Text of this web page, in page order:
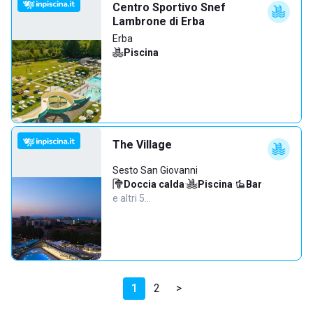
Centro Sportivo Snef
Lambrone di Erba
Erba
Piscina
The Village
Sesto San Giovanni
Doccia calda· Piscina· Bar·
e altri 5…
1 2 >